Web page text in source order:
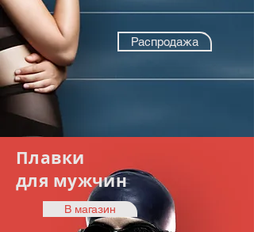
Распродажа
Плавки
для мужчин
В магазин